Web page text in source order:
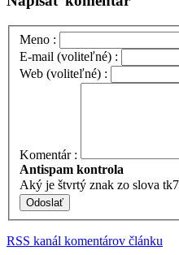
Meno :
E-mail (voliteľné) :
Web (voliteľné) :
Komentár :
Antispam kontrola
Aký je štvrtý znak zo slova
RSS kanál komentárov článku